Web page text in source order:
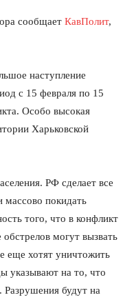
сообщает КавПолит,
наступление
с 15 февраля по 15
Особо высокая
Харьковской
РФ сделает все
покидать
того, что в конфликт
могут вызвать
еще хотят уничтожить
указывают на то, что
Разрушения будут на